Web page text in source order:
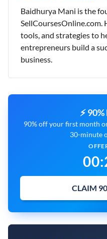
Baidhurya Mani is the
SellCoursesOnline.com.
tools, and strategies to
entrepreneurs build a
business.
⚡
90% off your first month
30-minute
00:
CLAIM